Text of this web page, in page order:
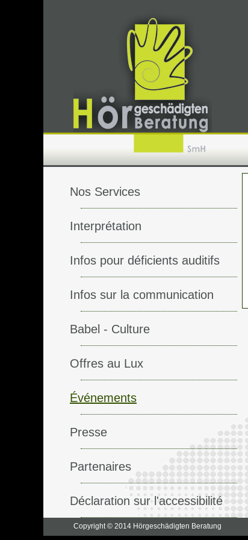
Nos Services
Interprétation
Infos pour déficients auditifs
Infos sur la communication
Babel - Culture
Offres au Lux
Événements
Presse
Partenaires
Déclaration sur l'accessibilité
Copyright © 2014 Hörgeschädigten Beratung